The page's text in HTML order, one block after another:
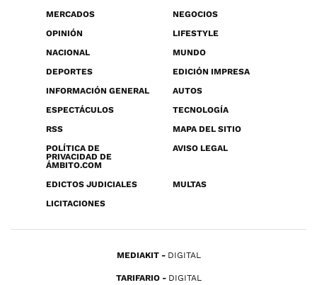
MERCADOS
NEGOCIOS
OPINIÓN
LIFESTYLE
NACIONAL
MUNDO
DEPORTES
EDICIÓN IMPRESA
INFORMACIÓN GENERAL
AUTOS
ESPECTÁCULOS
TECNOLOGÍA
RSS
MAPA DEL SITIO
POLÍTICA DE
PRIVACIDAD DE
ÁMBITO.COM
AVISO LEGAL
EDICTOS JUDICIALES
MULTAS
LICITACIONES
MEDIAKIT DIGITAL
TARIFARIO DIGITAL